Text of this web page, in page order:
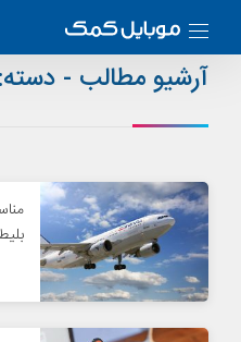
آرشیو مطالب - دسته: